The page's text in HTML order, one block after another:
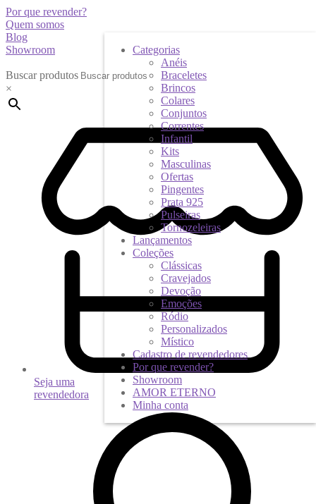
Por que revender?
Quem somos
Blog
Showroom
Buscar produtos
×
Seja uma
revendedora
Categorias
Anéis
Braceletes
Brincos
Colares
Conjuntos
Correntes
Infantil
Kits
Masculinas
Ofertas
Pingentes
Prata 925
Pulseiras
Tornozeleiras
Lançamentos
Coleções
Clássicas
Cravejados
Devoção
Emoções
Ródio
Personalizados
Místico
Cadastro de revendedores
Por que revender?
Showroom
AMOR ETERNO
Minha conta